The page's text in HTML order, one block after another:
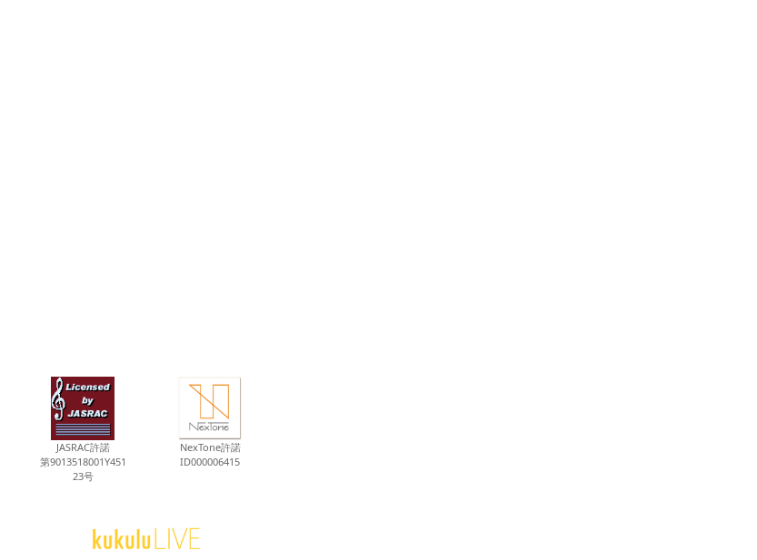
JASRAC許諾
第9013518001Y451
23号
NexTone許諾
ID000006415